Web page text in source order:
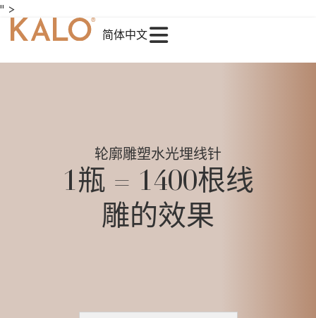
" >
简体中文
轮廓雕塑水光埋线针
1瓶 = 1400根线
雕的效果